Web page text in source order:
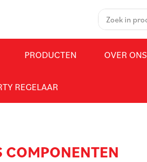
PRODUCTEN OVER ONS
REGELAAR
COMPONENTEN